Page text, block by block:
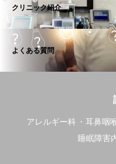
クリニック紹介
よくある質問
アレルギー科 耳鼻咽
睡眠障害